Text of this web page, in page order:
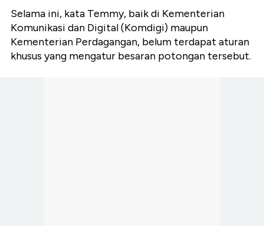
Selama ini, kata Temmy, baik di Kementerian
Komunikasi dan Digital (Komdigi) maupun
Kementerian Perdagangan, belum terdapat aturan
khusus yang mengatur besaran potongan tersebut.